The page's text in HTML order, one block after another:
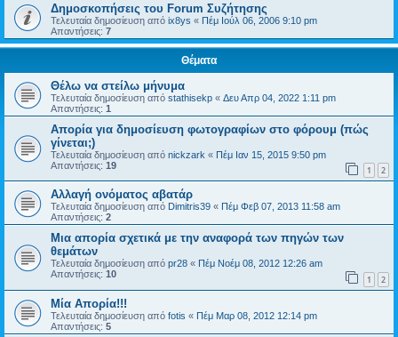
Δημοσκοπήσεις του Forum Συζήτησης
Τελευταία δημοσίευση από ix8ys « Πέμ Ιούλ 06, 2006 9:10 pm
Απαντήσεις: 7
Θέματα
Θέλω να στείλω μήνυμα
Τελευταία δημοσίευση από stathisekp « Δευ Απρ 04, 2022 1:11 pm
Απαντήσεις: 1
Απορία για δημοσίευση φωτογραφίων στο φόρουμ (πώς
γίνεται;)
Τελευταία δημοσίευση από nickzark « Πέμ Ιαν 15, 2015 9:50 pm
Απαντήσεις: 19 1 2
Αλλαγή ονόματος αβατάρ
Τελευταία δημοσίευση από Dimitris39 « Πέμ Φεβ 07, 2013 11:58 am
Απαντήσεις: 2
Μια απορία σχετικά με την αναφορά των πηγών των
θεμάτων
Τελευταία δημοσίευση από pr28 « Πέμ Νοέμ 08, 2012 12:26 am
Απαντήσεις: 10 1 2
Μία Απορία!!!
Τελευταία δημοσίευση από fotis « Πέμ Μαρ 08, 2012 12:14 pm
Απαντήσεις: 5